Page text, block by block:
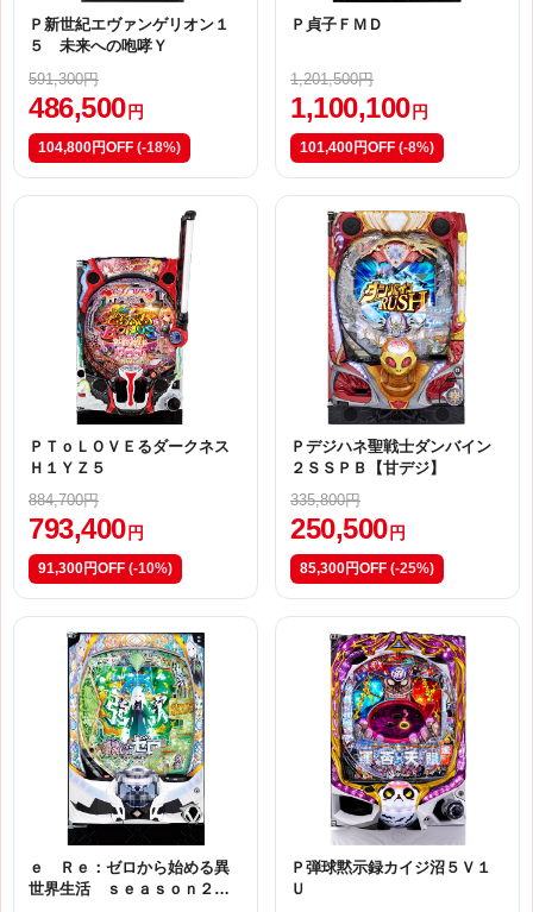
Ｐ新世紀エヴァンゲリオン１
５ 未来への咆哮Ｙ
591,300円
486,500 円
104,800円OFF (-18%)
Ｐ貞子ＦＭＤ
1,201,500円
1,100,100 円
101,400円OFF (-8%)
ＰＴｏＬＯＶＥるダークネス
Ｈ１ＹＺ５
884,700円
793,400 円
91,300円OFF (-10%)
Ｐデジハネ聖戦士ダンバイン
２ＳＳＰＢ【甘デジ】
335,800円
250,500 円
85,300円OFF (-25%)
ｅ Ｒｅ：ゼロから始める異
世界生活 ｓｅａｓｏｎ２Ｍ
Ｐ弾球黙示録カイジ沼５Ｖ１
Ｕ